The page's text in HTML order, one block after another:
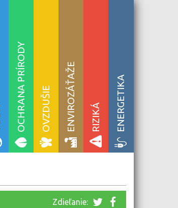
OCHRANA PRÍRODY OVZDUŠIE ENVIROZÁŤAŽE RIZIKÁ ENERGETIKA
Zdieľanie: